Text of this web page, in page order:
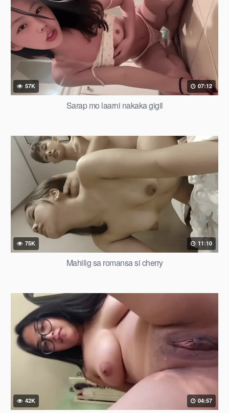
57K 07:12
Sarap mo laarni nakaka gigil
75K 11:10
Mahilig sa romansa si cherry
42K 04:57